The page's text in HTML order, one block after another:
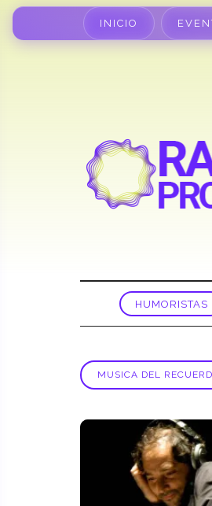
INICIO
HUMORISTAS